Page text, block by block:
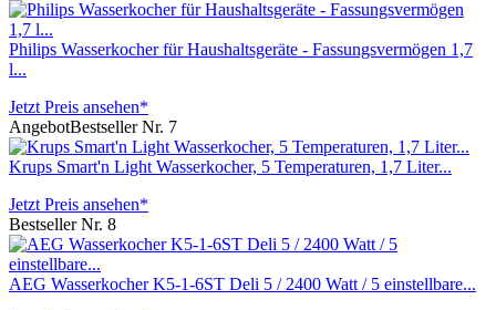
Philips Wasserkocher für Haushaltsgeräte - Fassungsvermögen 1,7
l...
Jetzt Preis ansehen*
AngebotBestseller Nr. 7
Krups Smart'n Light Wasserkocher, 5 Temperaturen, 1,7 Liter...
Jetzt Preis ansehen*
Bestseller Nr. 8
AEG Wasserkocher K5-1-6ST Deli 5 / 2400 Watt / 5 einstellbare...